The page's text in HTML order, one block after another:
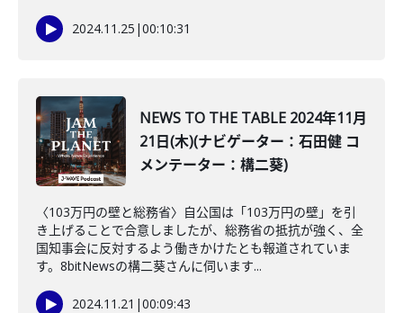
2024.11.25 |00:10:31
NEWS TO THE TABLE 2024年11月
21日(木)(ナビゲーター：石田健 コ
メンテーター：構二葵)
〈103万円の壁と総務省〉自公国は「103万円の壁」を引
き上げることで合意しましたが、総務省の抵抗が強く、全
国知事会に反対するよう働きかけたとも報道されていま
す。8bitNewsの構二葵さんに伺います...
2024.11.21 |00:09:43